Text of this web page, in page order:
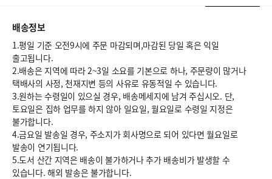
배송정보
1.평일 기준 오전9시에 주문 마감되며,마감된 당일 혹은 익일
출고됩니다.
2.배송은 지역에 따라 2~3일 소요를 기본으로 하나, 주문량이 많거나
택배사의 사정, 천재지변 등의 사유로 유동적일 수 있습니다.
3.원하는 수령일이 있으실 경우, 배송메세지에 남겨 주십시오. 단,
토요일은 집하 업무를 하지 않아 일요일, 월요일로 수령일 지정은
불가합니다.
4.금요일 발송일 경우, 주소지가 회사명으로 되어 있다면 월요일로
발송이 연기됩니다.
5.도서 산간 지역은 배송이 불가하거나 추가 배송비가 발생할 수
있습니다. 해외 발송은 불가합니다.